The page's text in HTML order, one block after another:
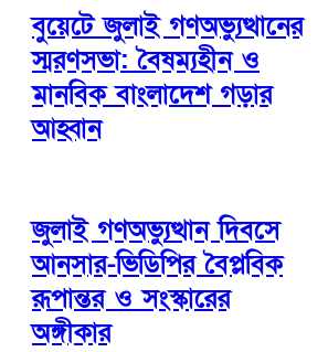
বুয়েটে জুলাই গণঅভ্যুত্থানের
স্মরণসভা: বৈষম্যহীন ও
মানবিক বাংলাদেশ গড়ার
আহ্বান
জুলাই গণঅভ্যুত্থান দিবসে
আনসার-ভিডিপির বৈপ্লবিক
রূপান্তর ও সংস্কারের
অঙ্গীকার